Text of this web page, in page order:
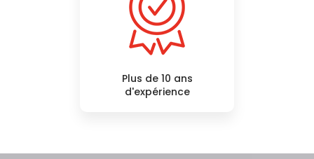
Plus de 10 ans
d'expérience